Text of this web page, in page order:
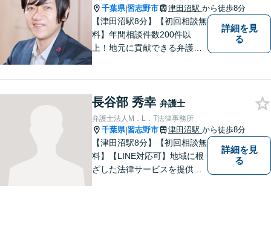
千葉県|習志野市 津田沼駅 から徒歩8分
【津田沼駅8分】【初回相談無
料】年間相談件数200件以
上！地元に貢献できる弁護士
貞に関して実績多数、女性側
からのご相談にも注力してい
ます。あなたの思いをしっか
りと伺います。
詳細を見
る
長谷部 秀幸 弁護士
弁護士法人M．L．T法律事務所
千葉県|習志野市 津田沼駅 から徒歩8分
【津田沼駅8分】【初回相談無
料】【LINE対応可】地域に根
ざした法律サービスを提供し
詳細を見
る